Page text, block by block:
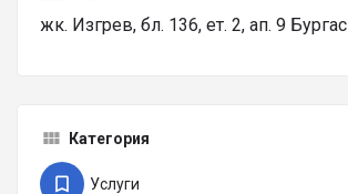
жк. Изгрев, бл. 136, ет. 2, ап. 9 Бургас
Категория
Услуги